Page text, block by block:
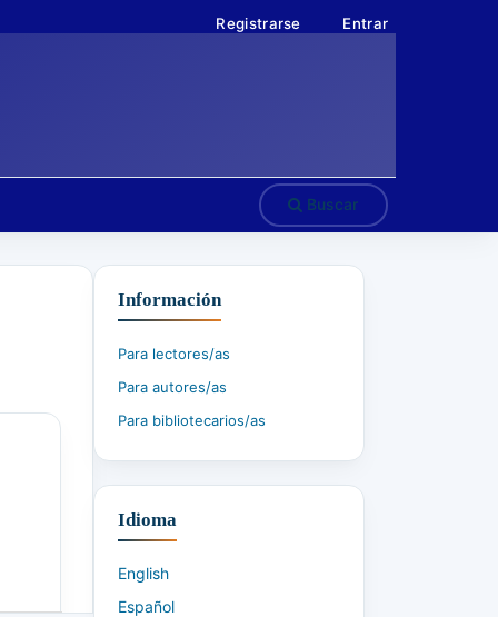
Buscar
Registrarse Entrar
Información
Para lectores/as
Para autores/as
Para bibliotecarios/as
Idioma
English
Español